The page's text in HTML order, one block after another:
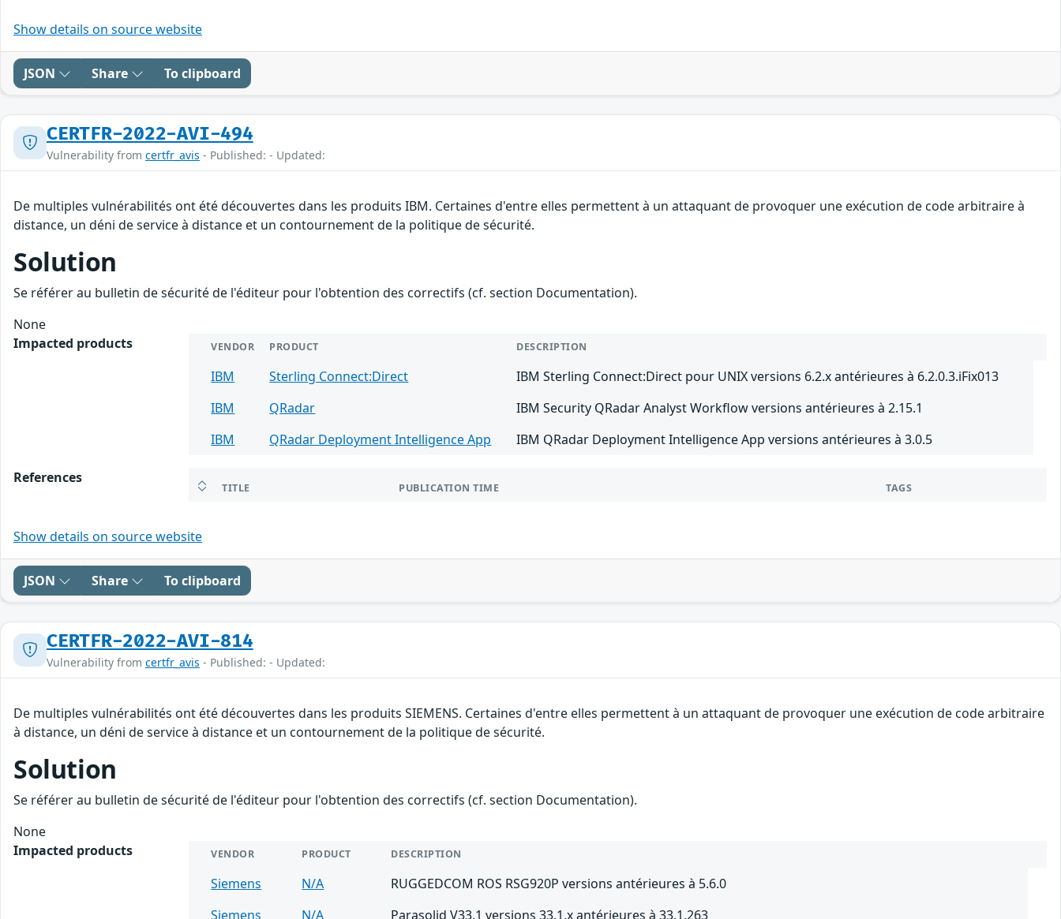
Show details on source website
JSON Share To clipboard
CERTFR-2022-AVI-494
Vulnerability from certfr_avis - Published: - Updated:
De multiples vulnérabilités ont été découvertes dans les produits IBM. Certaines d'entre elles permettent à un attaquant de provoquer une exécution de code arbitraire à
distance, un déni de service à distance et un contournement de la politique de sécurité.
Solution
Se référer au bulletin de sécurité de l'éditeur pour l'obtention des correctifs (cf. section Documentation).
None
Impacted products
VENDOR PRODUCT DESCRIPTION
IBM Sterling Connect:Direct
IBM Sterling Connect:Direct pour UNIX versions 6.2.x antérieures à 6.2.0.3.iFix013
IBM
QRadar
IBM Security QRadar Analyst Workflow versions antérieures à 2.15.1
IBM
QRadar Deployment Intelligence App IBM QRadar Deployment Intelligence App versions antérieures à 3.0.5
References
TITLE PUBLICATION TIME TAGS
Show details on source website
JSON Share To clipboard
CERTFR-2022-AVI-814
Vulnerability from certfr_avis - Published: - Updated:
De multiples vulnérabilités ont été découvertes dans les produits SIEMENS. Certaines d'entre elles permettent à un attaquant de provoquer une exécution de code arbitraire
à distance, un déni de service à distance et un contournement de la politique de sécurité.
Solution
Se référer au bulletin de sécurité de l'éditeur pour l'obtention des correctifs (cf. section Documentation).
None
Impacted products
VENDOR PRODUCT DESCRIPTION
Siemens N/A
RUGGEDCOM ROS RSG920P versions antérieures à 5.6.0
Siemens
N/A Parasolid V33.1 versions 33.1.x antérieures à 33.1.263